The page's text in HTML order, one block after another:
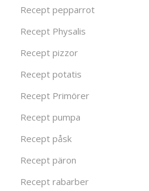
Recept pepparrot
Recept Physalis
Recept pizzor
Recept potatis
Recept Primörer
Recept pumpa
Recept påsk
Recept päron
Recept rabarber